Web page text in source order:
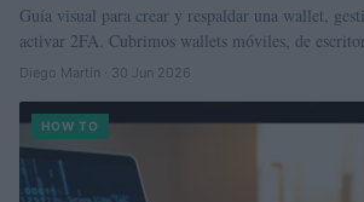
Guía visual para crear y respaldar una wallet,
activar 2FA. Cubrimos wallets móviles, de
Diego Martín · 30 Jun 2026
HOW TO